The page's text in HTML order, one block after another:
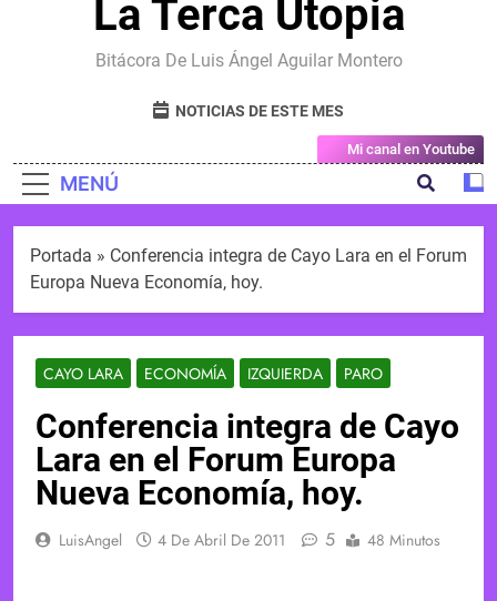
La Terca Utopia
Bitácora De Luis Ángel Aguilar Montero
NOTICIAS DE ESTE MES
MENÚ
Mi canal en Youtube
Portada » Conferencia integra de Cayo Lara en el Forum
Europa Nueva Economía, hoy.
CAYO LARA ECONOMÍA IZQUIERDA PARO
Conferencia integra de Cayo
Lara en el Forum Europa
Nueva Economía, hoy.
LuisAngel 4 De Abril De 2011 5 48 Minutos